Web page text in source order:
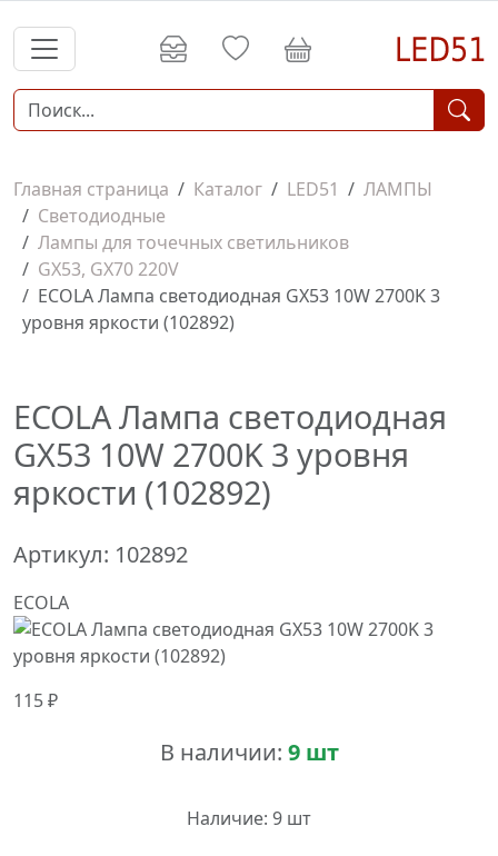
Главная страница Каталог LED51
ЛАМПЫ
Светодиодные
Лампы для точечных светильников
GX53, GX70 220V
ECOLA Лампа светодиодная GX53 10W 2700K 3
уровня яркости (102892)
ECOLA Лампа светодиодная
GX53 10W 2700K 3 уровня
яркости (102892)
Артикул: 102892
ECOLA
115 ₽
В наличии: 9 шт
Наличие: 9 шт